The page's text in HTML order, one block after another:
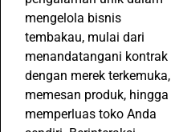
mengelola bisnis
tembakau, mulai dari
menandatangani kontrak
dengan merek terkemuka,
memesan produk, hingga
memperluas toko Anda